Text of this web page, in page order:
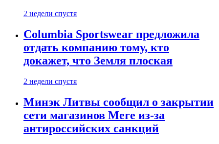
2 недели спустя
Columbia Sportswear предложила
отдать компанию тому, кто
докажет, что Земля плоская
2 недели спустя
Минэк Литвы сообщил о закрытии
сети магазинов Mere из-за
антироссийских санкций